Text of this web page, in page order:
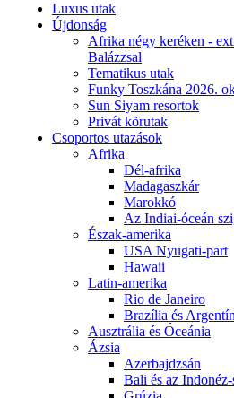
Luxus utak
Újdonság
Afrika négy keréken -
Balázzsal
Tematikus utak
Funky Toszkána 2026.
Sun Siyam resortok
Privát körutak
Csoportos utazások
Afrika
Dél-afrika
Madagaszkár
Marokkó
Az Indiai-óceán
Észak-amerika
USA Nyugati-part
Hawaii
Latin-amerika
Rio de Janeiro
Brazília és
Ausztrália és Óceánia
Ázsia
Azerbajdzsán
Bali és az